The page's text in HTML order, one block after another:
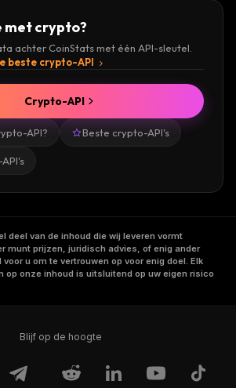
met crypto?
achter CoinStats met één API-sleutel.
beste crypto-API
API? Beste crypto-API's
Crypto-API
deel van de inhoud die wij leveren vormt
munt prijzen, juridisch advies, of enig ander
u om te vertrouwen op voor enig doel. Elk
op onze inhoud is uitsluitend op uw eigen risico
Blijf op de hoogte